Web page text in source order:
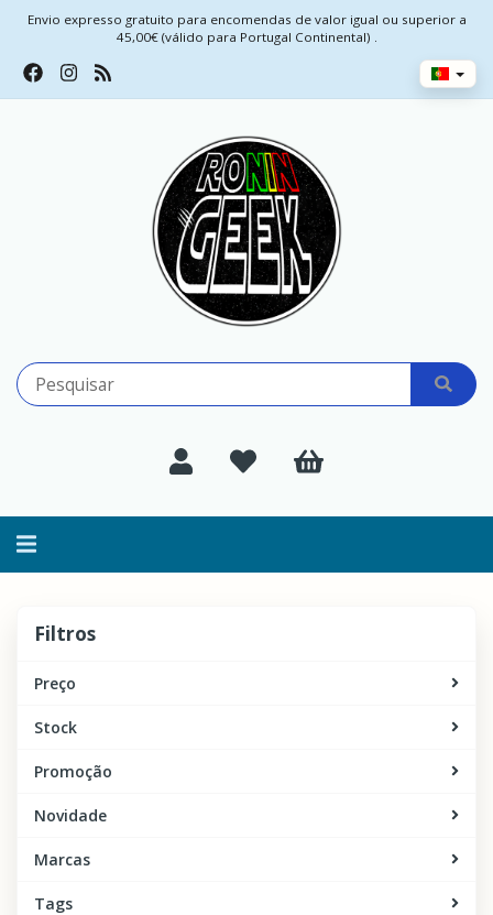
Envio expresso gratuito para encomendas de valor igual ou superior a
45,00€ (válido para Portugal Continental) .
Alternar
Filtros
Preço
Stock
Promoção
Novidade
Marcas
Tags